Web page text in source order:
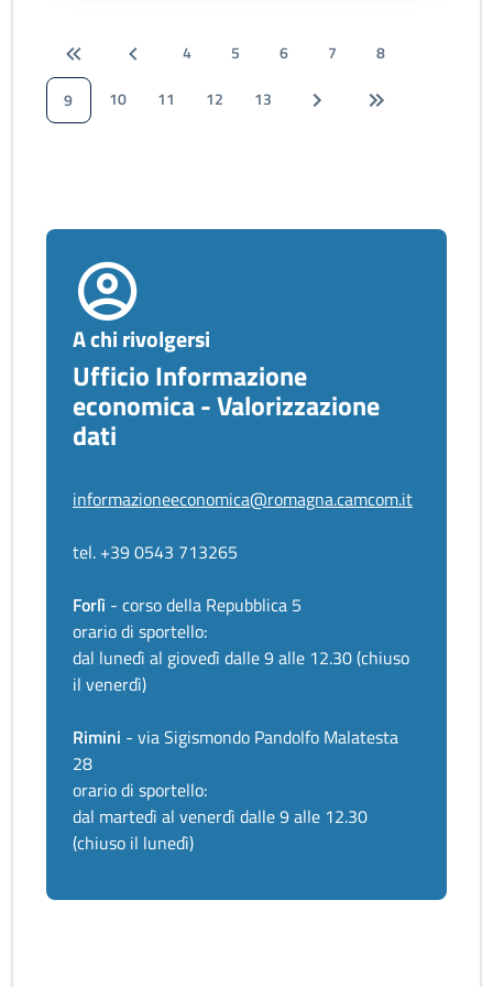
4 5 6 7
8
9
10 11 12 13
A chi rivolgersi
Ufficio Informazione
economica - Valorizzazione
dati
informazioneeconomica@romagna.camcom.it
tel. +39 0543 713265
Forlì - corso della Repubblica 5
orario di sportello:
dal lunedì al giovedì dalle 9 alle 12.30 (chiuso
il venerdì)
Rimini - via Sigismondo Pandolfo Malatesta
28
orario di sportello:
dal martedì al venerdì dalle 9 alle 12.30
(chiuso il lunedì)